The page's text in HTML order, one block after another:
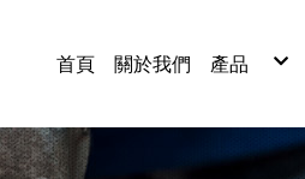
首頁 關於我們 產品
各式捲門